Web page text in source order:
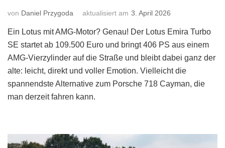
von Daniel Przygoda aktualisiert am 3. April 2026
Ein Lotus mit AMG-Motor? Genau! Der Lotus Emira Turbo
SE startet ab 109.500 Euro und bringt 406 PS aus einem
AMG-Vierzylinder auf die Straße und bleibt dabei ganz der
alte: leicht, direkt und voller Emotion. Vielleicht die
spannendste Alternative zum Porsche 718 Cayman, die
man derzeit fahren kann.